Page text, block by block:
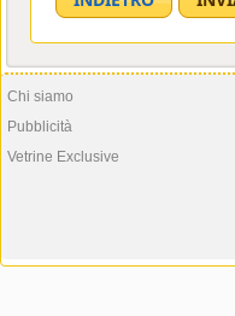
Chi siamo
Pubblicità
Vetrine Exclusive